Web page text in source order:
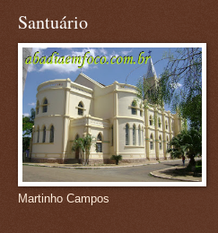
Santuário
Martinho Campos